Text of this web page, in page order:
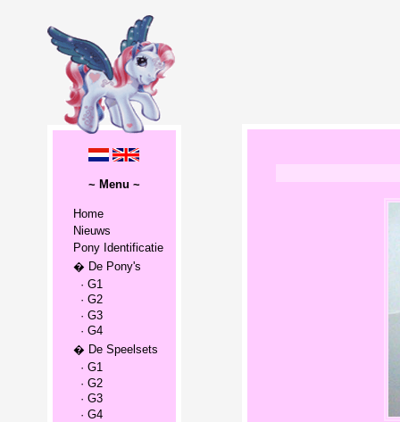
~ Menu ~
Home
Nieuws
Pony Identificatie
� De Pony's
· G1
· G2
· G3
· G4
� De Speelsets
· G1
· G2
· G3
· G4